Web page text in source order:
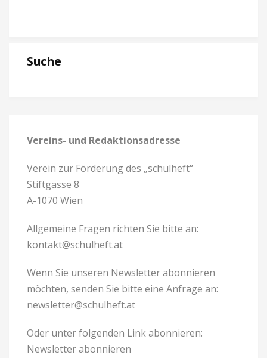
Suche
Vereins- und Redaktionsadresse
Verein zur Förderung des „schulheft“
Stiftgasse 8
A-1070 Wien
Allgemeine Fragen richten Sie bitte an:
kontakt@schulheft.at
Wenn Sie unseren Newsletter abonnieren
möchten, senden Sie bitte eine Anfrage an:
newsletter@schulheft.at
Oder unter folgenden Link abonnieren:
Newsletter abonnieren